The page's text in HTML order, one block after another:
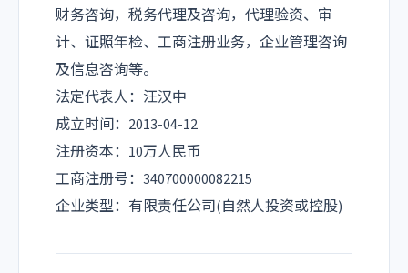
财务咨询，税务代理及咨询，代理验资、审
计、证照年检、工商注册业务，企业管理咨询
及信息咨询等。
法定代表人：汪汉中
成立时间：2013-04-12
注册资本：10万人民币
工商注册号：340700000082215
企业类型：有限责任公司(自然人投资或控股)